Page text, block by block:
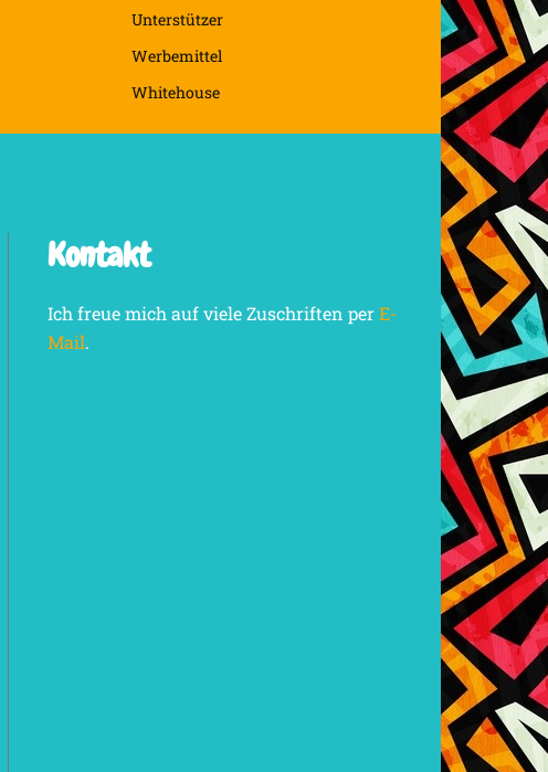
Unterstützer
Werbemittel
Whitehouse
Kontakt
Ich freue mich auf viele Zuschriften perE-
Mail.